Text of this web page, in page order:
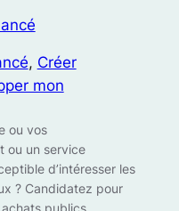
, Créer
mon
ou vos
ou un service
d’intéresser les
? Candidatez pour